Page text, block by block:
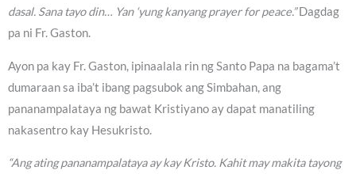
dasal. Sana tayo din… Yan ‘yung kanyang prayer for peace.”Dagdag
pa ni Fr. Gaston.
Ayon pa kay Fr. Gaston, ipinaalala rin ng Santo Papa na bagama’t
dumaraan sa iba’t ibang pagsubok ang Simbahan, ang
pananampalataya ng bawat Kristiyano ay dapat manatiling
nakasentro kay Hesukristo.
“Ang ating pananampalataya ay kay Kristo. Kahit may makita tayong